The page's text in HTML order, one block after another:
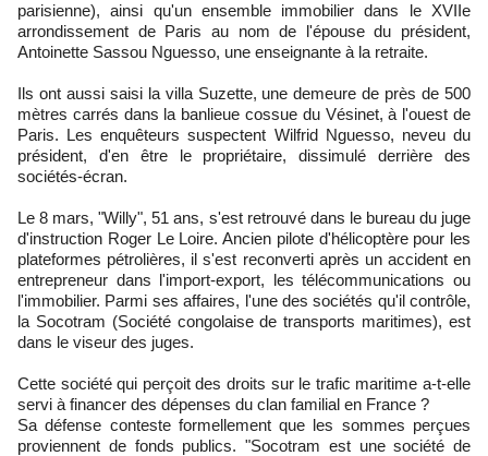
parisienne), ainsi qu'un ensemble immobilier dans le XVIIe
arrondissement de Paris au nom de l'épouse du président,
Antoinette Sassou Nguesso, une enseignante à la retraite.
Ils ont aussi saisi la villa Suzette, une demeure de près de 500
mètres carrés dans la banlieue cossue du Vésinet, à l'ouest de
Paris. Les enquêteurs suspectent Wilfrid Nguesso, neveu du
président, d'en être le propriétaire, dissimulé derrière des
sociétés-écran.
Le 8 mars, "Willy", 51 ans, s'est retrouvé dans le bureau du juge
d'instruction Roger Le Loire. Ancien pilote d'hélicoptère pour les
plateformes pétrolières, il s'est reconverti après un accident en
entrepreneur dans l'import-export, les télécommunications ou
l'immobilier. Parmi ses affaires, l'une des sociétés qu'il contrôle,
la Socotram (Société congolaise de transports maritimes), est
dans le viseur des juges.
Cette société qui perçoit des droits sur le trafic maritime a-t-elle
servi à financer des dépenses du clan familial en France ?
Sa défense conteste formellement que les sommes perçues
proviennent de fonds publics. "Socotram est une société de